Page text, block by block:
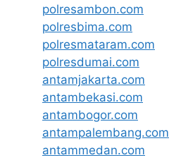
polresambon.com
polresbima.com
polresmataram.com
polresdumai.com
antamjakarta.com
antambekasi.com
antambogor.com
antampalembang.com
antammedan.com